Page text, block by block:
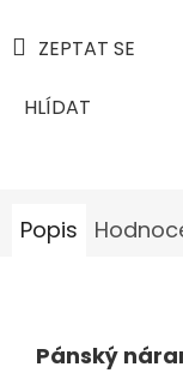
ZEPTAT SE
HLÍDAT
Popis
Pánský